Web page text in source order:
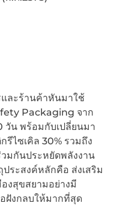
ละร้านค้าหันมาใช้
Packaging จาก
วัน พร้อมกับเปลี่ยนมา
ไซเคิล 30% รวมถึง
มกันประหยัดพลังงาน
ระสงค์หลักคือ ส่งเสริม
งสุขสยามอย่างมี
ฝังกลบให้มากที่สุด